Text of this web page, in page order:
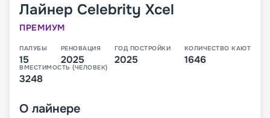
Лайнер Celebrity Xcel
ПРЕМИУМ
ПАЛУБЫ
15
РЕНОВАЦИЯ
2025
ГОД ПОСТРОЙКИ
2025
КОЛИЧЕСТВО КАЮТ
1646
ВМЕСТИМОСТЬ (ЧЕЛОВЕК)
3248
О лайнере